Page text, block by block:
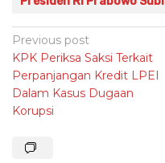
Post
navigation
Previous post
KPK Periksa Saksi Terkait
Perpanjangan Kredit LPEI
Dalam Kasus Dugaan
Korupsi